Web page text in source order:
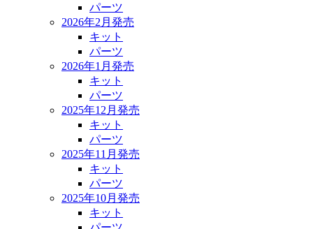
パーツ
2026年2月発売
キット
パーツ
2026年1月発売
キット
パーツ
2025年12月発売
キット
パーツ
2025年11月発売
キット
パーツ
2025年10月発売
キット